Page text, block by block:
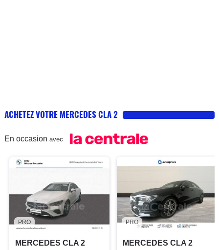
ACHETEZ VOTRE MERCEDES CLA 2
En occasion avec
PRO
MERCEDES CLA 2
PRO
MERCEDES CLA 2